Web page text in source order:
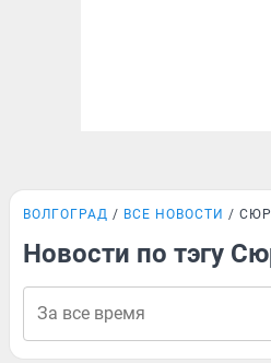
ВОЛГОГРАД ВСЕ НОВОСТИ
Новости по тэгу